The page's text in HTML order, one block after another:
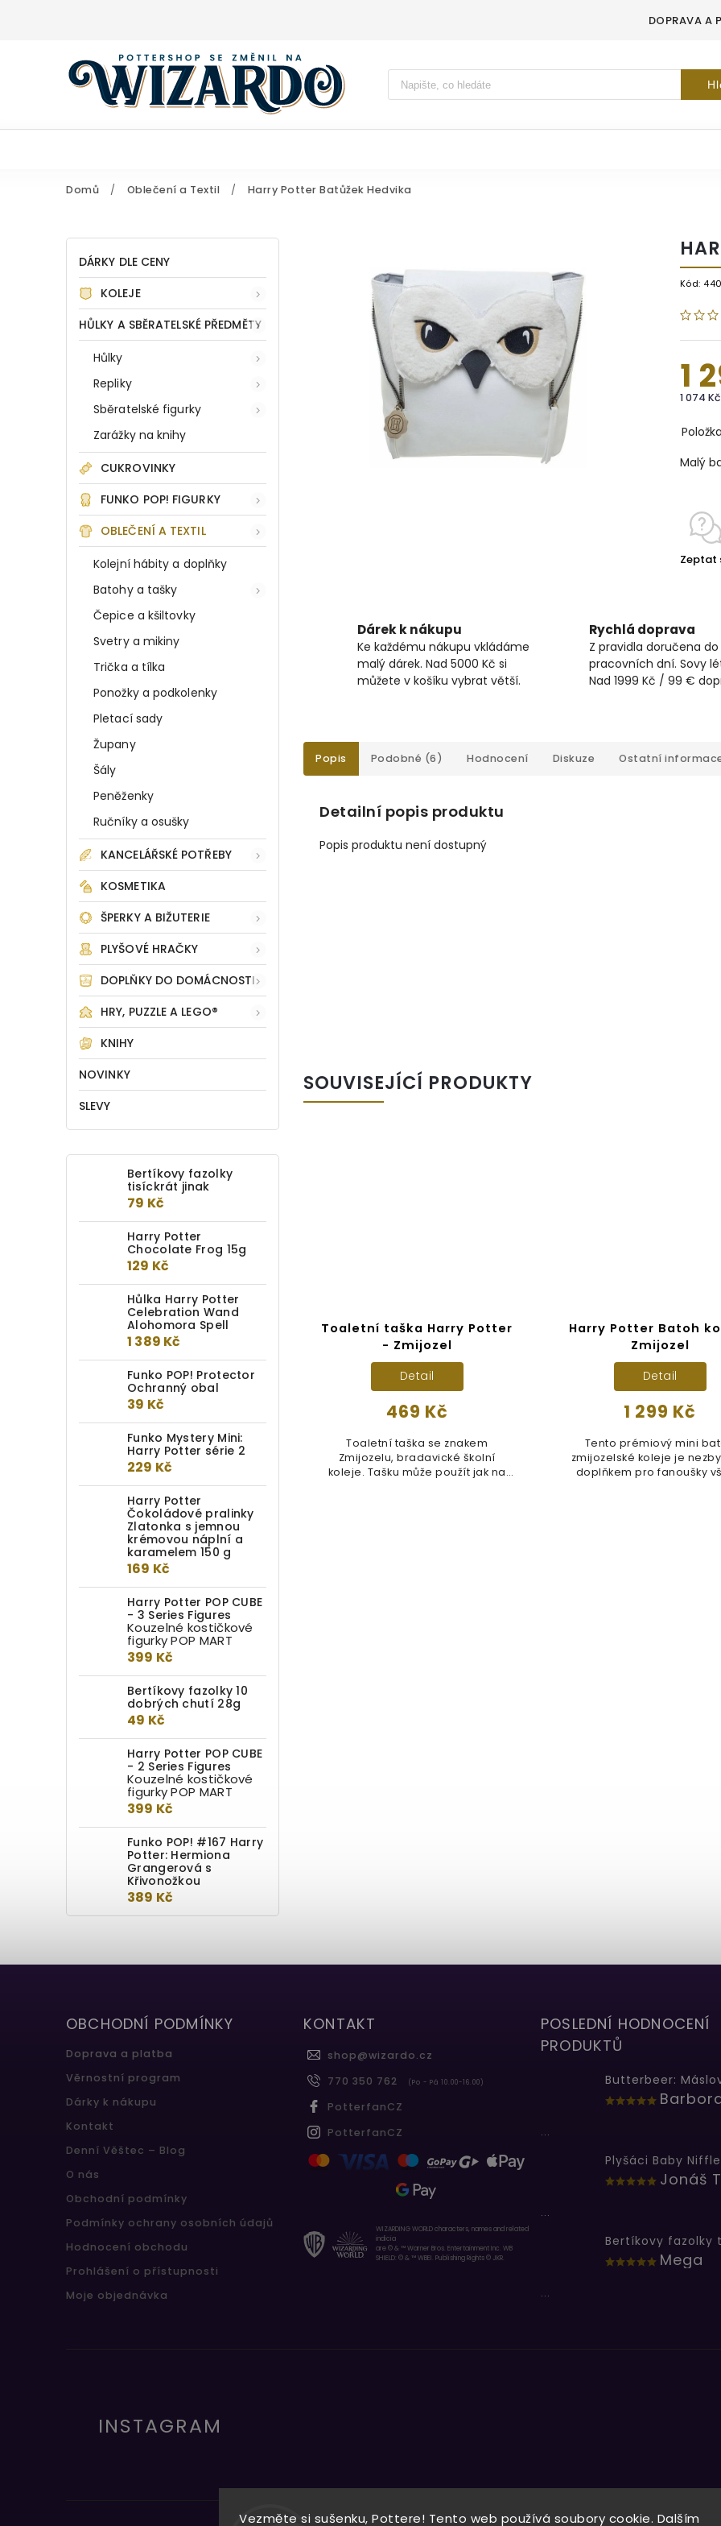
Vezměte si sušenku, Pottere! Tento web používá soubory cookie. Dalším
DOPRAVA A
Vyhledávání
Domů / Oblečení a Textil / Harry Potter Batůžek Hedvika
DÁRKY DLE CENY
KOLEJE
HŮLKY A SBĚRATELSKÉ PŘEDMĚTY
Hůlky
Repliky
Sběratelské figurky
Zarážky na knihy
CUKROVINKY
FUNKO POP! FIGURKY
OBLEČENÍ A TEXTIL
Kolejní hábity a doplňky
Batohy a tašky
Čepice a kšiltovky
Svetry a mikiny
Trička a tílka
Ponožky a podkolenky
Pletací sady
Župany
Šály
Peněženky
Ručníky a osušky
KANCELÁŘSKÉ POTŘEBY
KOSMETIKA
ŠPERKY A BIŽUTERIE
PLYŠOVÉ HRAČKY
DOPLŇKY DO DOMÁCNOSTI
HRY, PUZZLE A LEGO®
KNIHY
NOVINKY
SLEVY
Bertíkovy fazolky
tisíckrát jinak
79 Kč
Harry Potter
Chocolate Frog 15g
129 Kč
Hůlka Harry Potter
Celebration Wand
Alohomora Spell
1 389 Kč
Funko POP! Protector
Ochranný obal
39 Kč
Funko Mystery Mini:
Harry Potter série 2
229 Kč
Harry Potter
Čokoládové pralinky
Zlatonka s jemnou
krémovou náplní a
karamelem 150 g
169 Kč
Harry Potter POP CUBE
- 3 Series Figures
Kouzelné kostičkové
figurky POP MART
399 Kč
Bertíkovy fazolky 10
dobrých chutí 28g
49 Kč
Harry Potter POP CUBE
- 2 Series Figures
Kouzelné kostičkové
figurky POP MART
399 Kč
Funko POP! #167 Harry
Potter: Hermiona
Grangerová s
Křivonožkou
389 Kč
Kód:
1
1 074
Malý
Zeptat
Dárek k nákupu
Ke každému nákupu vkládáme
malý dárek. Nad 5000 Kč si
můžete v košíku vybrat větší.
Rychlá doprava
Z pravidla doručena
pracovních dní. Sovy
Nad 1999 Kč / 99 €
Popis Podobné (6) Hodnocení Diskuze Ostatní
Detailní popis produktu
Popis produktu není dostupný
SOUVISEJÍCÍ PRODUKTY
Toaletní taška Harry Potter
– Hedvika
294 Kč
Detail
Toaletní taštička ideální na cesty z
omyvatelného materiálu s
Hedvikou - věrným přítelem
Harryho...
Toaletní taška Harry Potter
- Zmijozel
469 Kč
Detail
Toaletní taška se znakem
Zmijozelu, bradavické školní
koleje. Tašku může použít jak na
Harry Potter Batoh
Zmijozel
1 299 Kč
Detail
Tento prémiový mini
zmijozelské koleje je
doplňkem pro fanoušky
OBCHODNÍ PODMÍNKY
Doprava a platba
Věrnostní program
Dárky k nákupu
Kontakt
Denní Věštec – Blog
O nás
Obchodní podmínky
Podmínky ochrany osobních údajů
Hodnocení obchodu
Prohlášení o přístupnosti
Moje objednávka
KONTAKT
shop@wizardo.cz
770 350 762
(Po - Pá 10.00-16.00)
PotterfanCZ
PotterfanCZ
WIZARDING WORLD characters, names and related
indicia
are © & ™ Warner Bros. Entertainment Inc. WB
SHIELD: © & ™ WBEI. Publishing Rights © JKR.
POSLEDNÍ HODNOCENÍ
PRODUKTŮ
...
Plyšáci Baby
Jonáš
...
Mega
...
INSTAGRAM